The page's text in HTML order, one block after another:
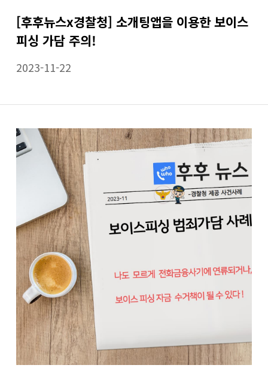
[후후뉴스x경찰청] 소개팅앱을 이용한 보이스
피싱 가담 주의!
2023-11-22